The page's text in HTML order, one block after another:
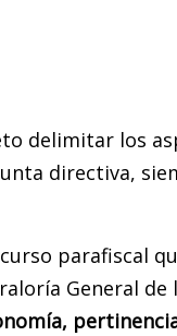
delimitar los
directiva,
parafiscal
General de